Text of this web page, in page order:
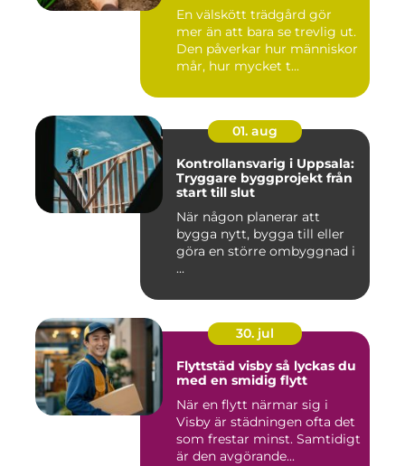
En välskött trädgård gör
mer än att bara se trevlig ut.
Den påverkar hur människor
mår, hur mycket t...
01. aug
Kontrollansvarig i Uppsala:
Tryggare byggprojekt från
start till slut
När någon planerar att
bygga nytt, bygga till eller
göra en större ombyggnad i
...
30. jul
Flyttstäd visby så lyckas du
med en smidig flytt
När en flytt närmar sig i
Visby är städningen ofta det
som frestar minst. Samtidigt
är den avgörande...